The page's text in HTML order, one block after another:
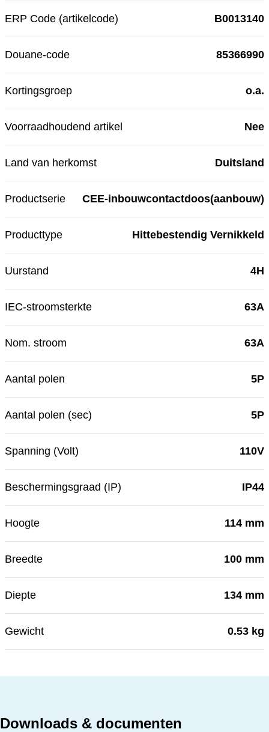
ERP Code (artikelcode) B0013140
Douane-code 85366990
Kortingsgroep o.a.
Voorraadhoudend artikel Nee
Land van herkomst Duitsland
Productserie CEE-inbouwcontactdoos(aanbouw)
Producttype Hittebestendig Vernikkeld
Uurstand 4H
IEC-stroomsterkte 63A
Nom. stroom 63A
Aantal polen 5P
Aantal polen (sec) 5P
Spanning (Volt) 110V
Beschermingsgraad (IP) IP44
Hoogte 114 mm
Breedte 100 mm
Diepte 134 mm
Gewicht 0.53 kg
Downloads & documenten